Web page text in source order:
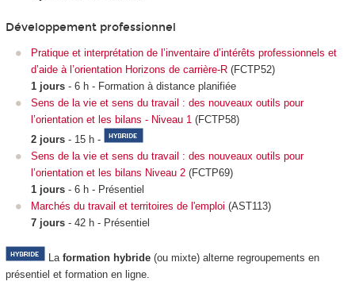
Développement professionnel
Pratique et interprétation de l’inventaire d’intérêts professionnels et
d’aide à l’orientation Horizons de carrière-R (FCTP52)
1 jours - 6 h - Formation à distance planifiée
Sens de la vie et sens du travail : des nouveaux outils pour
l’orientation et les bilans - Niveau 1 (FCTP58)
2 jours - 15 h -
Sens de la vie et sens du travail : des nouveaux outils pour
l’orientation et les bilans Niveau 2 (FCTP69)
1 jours - 6 h - Présentiel
Marchés du travail et territoires de l'emploi (AST113)
7 jours - 42 h - Présentiel
La formation hybride(ou mixte) alterne regroupements en
présentiel et formation en ligne.